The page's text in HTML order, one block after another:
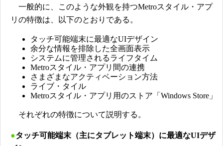
一般的に、このような外観を持つMetroスタイル・アプ
リの特徴は、以下のとおりである。
タッチ可能端末に最適なUIデザイン
余分な情報を排除した全画面表示
システムに管理されるライフタイム
Metroスタイル・アプリ間の連携
さまざまなアクティベーション方法
ライブ・タイル
Metroスタイル・アプリ用のストア「Windows Store」
それぞれの特徴について説明する。
●タッチ可能端末（主にタブレット端末）に最適なUIデザ